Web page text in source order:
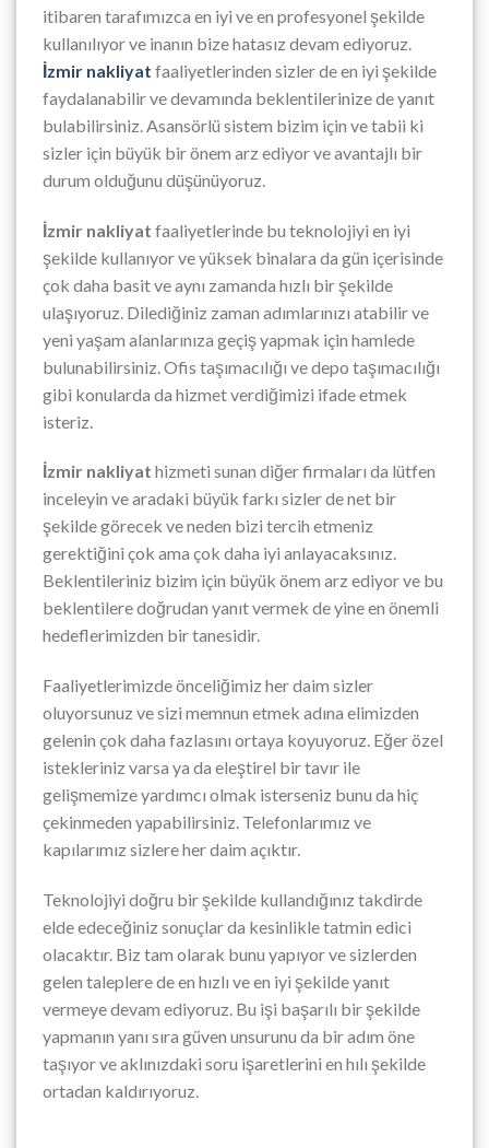
itibaren tarafımızca en iyi ve en profesyonel şekilde
kullanılıyor ve inanın bize hatasız devam ediyoruz.
İzmir nakliyat faaliyetlerinden sizler de en iyi şekilde
faydalanabilir ve devamında beklentilerinize de yanıt
bulabilirsiniz. Asansörlü sistem bizim için ve tabii ki
sizler için büyük bir önem arz ediyor ve avantajlı bir
durum olduğunu düşünüyoruz.
İzmir nakliyat faaliyetlerinde bu teknolojiyi en iyi
şekilde kullanıyor ve yüksek binalara da gün içerisinde
çok daha basit ve aynı zamanda hızlı bir şekilde
ulaşıyoruz. Dilediğiniz zaman adımlarınızı atabilir ve
yeni yaşam alanlarınıza geçiş yapmak için hamlede
bulunabilirsiniz. Ofis taşımacılığı ve depo taşımacılığı
gibi konularda da hizmet verdiğimizi ifade etmek
isteriz.
İzmir nakliyat hizmeti sunan diğer firmaları da lütfen
inceleyin ve aradaki büyük farkı sizler de net bir
şekilde görecek ve neden bizi tercih etmeniz
gerektiğini çok ama çok daha iyi anlayacaksınız.
Beklentileriniz bizim için büyük önem arz ediyor ve bu
beklentilere doğrudan yanıt vermek de yine en önemli
hedeflerimizden bir tanesidir.
Faaliyetlerimizde önceliğimiz her daim sizler
oluyorsunuz ve sizi memnun etmek adına elimizden
gelenin çok daha fazlasını ortaya koyuyoruz. Eğer özel
istekleriniz varsa ya da eleştirel bir tavır ile
gelişmemize yardımcı olmak isterseniz bunu da hiç
çekinmeden yapabilirsiniz. Telefonlarımız ve
kapılarımız sizlere her daim açıktır.
Teknolojiyi doğru bir şekilde kullandığınız takdirde
elde edeceğiniz sonuçlar da kesinlikle tatmin edici
olacaktır. Biz tam olarak bunu yapıyor ve sizlerden
gelen taleplere de en hızlı ve en iyi şekilde yanıt
vermeye devam ediyoruz. Bu işi başarılı bir şekilde
yapmanın yanı sıra güven unsurunu da bir adım öne
taşıyor ve aklınızdaki soru işaretlerini en hılı şekilde
ortadan kaldırıyoruz.